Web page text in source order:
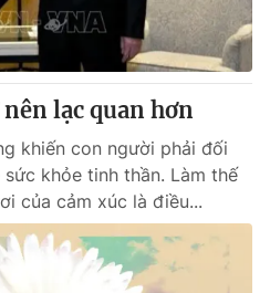
lạc quan hơn
khiến con người phải đối
khỏe tinh thần. Làm thế
của cảm xúc là điều...